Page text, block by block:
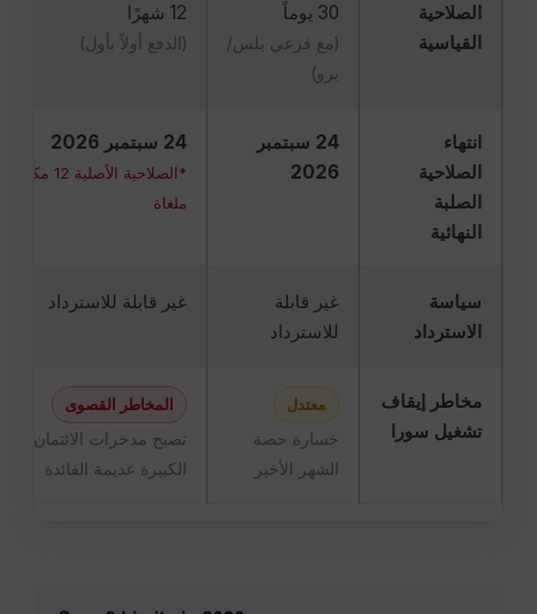
الصلاحية
القياسية
30 يوماً
(مع فرعي بلس/
برو)
12 شهرًا
(الدفع أولاً بأول)
انتهاء
الصلاحية
الصلبة
النهائية
24 سبتمبر
2026
24 سبتمبر 2026
*الصلاحية الأصلية 12 مكرر
ملغاة
سياسة
الاسترداد
غير قابلة
للاسترداد
غير قابلة للاسترداد
مخاطر إيقاف
تشغيل سورا
معتدل
خسارة حصة
الشهر الأخير
المخاطر القصوى
تصبح مدخرات الائتمان
الكبيرة عديمة الفائدة